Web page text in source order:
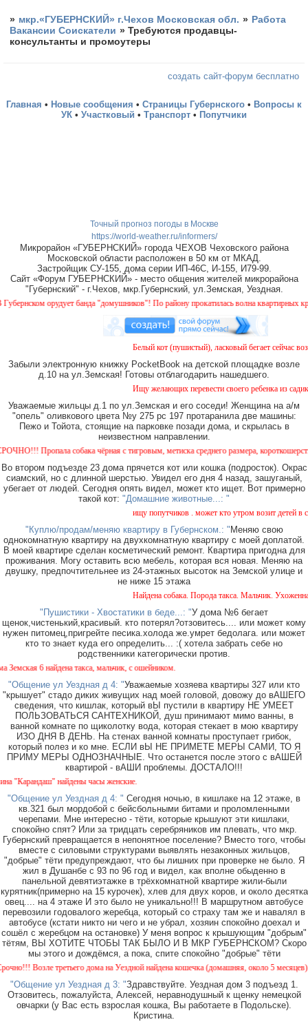
» мкр.«ГУБЕРНСКИЙ» г.Чехов Московская обл. » Работа
Вакансии Соискатели »Требуются продавцы-
консультанты и промоутеры
создать сайт-форум бесплатно
Главная • Новые сообщения • Страницы Губернского • Вопросы к
УК • Участковый • Транспорт • Попутчики
Точный прогноз погоды в Москве
https://world-weather.ru/informers/
Микрорайон «ГУБЕРНСКИЙ» города ЧЕХОВ Чеховского района
Московской области расположен в 50 км от МКАД.
Застройщик СУ-155, дома серии ИП-46С, И-155, И79-99.
Сайт «Форум ГУБЕРНСКИЙ» - место общения жителей микрорайона
"Губернский" - г.Чехов, мкр.Губернский, ул.Земская, Уездная.
орудует банда "домушников"! По району прокатилась волна квартирных краж,
Белый кот (пушистый), ласковый бегает сейчас
Забыли электронную книжку PocketBook на детской площадке возле
д.10 на ул.Земская! Готовы отблагодарить нашедшего.
Ищу желающих перевести своего ребенка из
Уважаемые жильцы д.1 по ул.Земская и его соседи! Женщина на а/м
"опель" оливкового цвета №у 275 рс 197 протаранила две машины:
Пежо и Тойота, стоящие на парковке позади дома, и скрылась в
неизвестном направлении.
Пропала собака чёрная с тигровым, метиска среднего размера, короткошерстная.
Во втором подъезде 23 дома прячется кот или кошка (подросток). Окрас
сиамский, но с длинной шерстью. Увидел его дня 4 назад, зашуганый,
убегает от людей. Сегодня опять видел, может кто ищет. Вот примерно
такой кот: "Домашние животные...: "
ищу попутчиков . может кто утром возит детей в
"Куплю/продам/меняю квартиру в Губернском.: "Меняю свою
однокомнатную квартиру на двухкомнатную квартиру с моей доплатой.
В моей квартире сделан косметический ремонт. Квартира пригодна для
проживания. Могу оставить всю мебель, которая вся новая. Меняю на
двушку, предпочтительнее из 24-этажных высоток на Земской улице и
не ниже 15 этажа
Найдена собака. Порода такса. Мальчик.
"Пушистики - Хвостатики в беде...: "У дома №6 бегает
щенок,чистенький,красивый. кто потерял?отзовитесь.... или может кому
нужен питомец,пригрейте песика.холода же.умрет бедолага. или может
кто то знает куда его определить... :( хотела забрать себе но
родственники категорически против.
6 найдена такса, мальчик, с ошейником.
"Общение ул Уездная д 4: "Уважаемые хозяева квартиры 327 или кто
"крышует" стадо диких живущих над моей головой, довожу до вАШЕГО
сведения, что кишлак, который вЫ пустили в квартиру НЕ УМЕЕТ
ПОЛЬЗОВАТЬСЯ САНТЕХНИКОЙ, душ принимают мимо ванны, в
ванной комнате по щиколотку вода, которая стекает в мою квартиру
ИЗО ДНЯ В ДЕНЬ. На стенах ванной комнаты проступает грибок,
который полез и ко мне. ЕСЛИ вЫ НЕ ПРИМЕТЕ МЕРЫ САМИ, ТО Я
ПРИМУ МЕРЫ ОДНОЗНАЧНЫЕ. Что останется после этого с вАШЕЙ
квартирой - вАШИ проблемы. ДОСТАЛО!!!
найдены часы женские.
"Общение ул Уездная д 4: " Сегодня ночью, в кишлаке на 12 этаже, в
кв.321 был мордобой с бейсбольными битами и проломленными
черепами. Мне интересно - тёти, которые крышуют эти кишлаки,
спокойно спят? Или за тридцать серебряников им плевать, что мкр.
Губернский превращается в непонятное поселение? Вместо того, чтобы
вместе с силовыми структурами выявлять незаконных жильцов,
"добрые" тёти предупреждают, что бы лишних при проверке не было. Я
жил в Душанбе с 93 по 96 год и видел, как вполне обыденно в
панельной девятиэтажке в трёхкомнатной квартире жили-были
курятник(примерно на 15 курочек), хлев для двух коров, и около десятка
овец.... на 4 этаже И это было не уникально!!! В маршрутном автобусе
перевозили годовалого жеребца, который со страху там же и навалял в
автобусе (кстати никто ни чего и не убрал, хозяин спокойно доехал и
сошёл с жеребцом на остановке) У меня вопрос к крышующим "добрым"
тётям, ВЫ ХОТИТЕ ЧТОБЫ ТАК БЫЛО И В МКР ГУБЕРНСКОМ? Скоро
мы этого и дождёмся, а пока, спите спокойно "добрые" тёти
Возле третьего дома на Уездной найдена кошечка (домашняя, около 5 месяцев).
"Общение ул Уездная д 3: "Здравствуйте. Уездная дом 3 подъезд 1.
Отзовитесь, пожалуйста, Алексей, неравнодушный к щенку немецкой
овчарки (у Вас есть взрослая кошка, Вы работаете в Подольске).
Кристина.